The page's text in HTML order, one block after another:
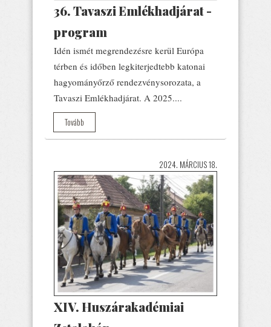
36. Tavaszi Emlékhadjárat -
program
Idén ismét megrendezésre kerül Európa
térben és időben legkiterjedtebb katonai
hagyományőrző rendezvénysorozata, a
Tavaszi Emlékhadjárat. A 2025....
Tovább
2024. MÁRCIUS 18.
XIV. Huszárakadémiai